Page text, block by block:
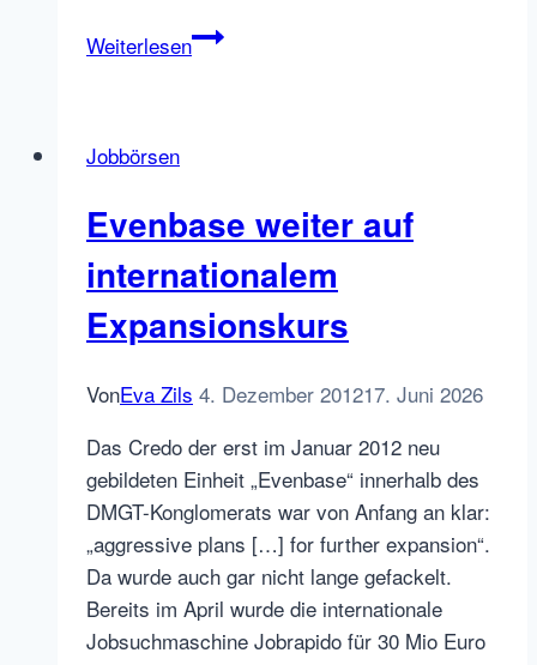
WeiterlesenThe
&
EMSI
Jobbörsen
Evenbase weiter auf
internationalem
Expansionskurs
VonEva Zils 4. Dezember 201217. Juni 2026
Das Credo der erst im Januar 2012 neu
gebildeten Einheit „Evenbase“ innerhalb des
DMGT-Konglomerats war von Anfang an klar:
„aggressive plans […] for further expansion“.
Da wurde auch gar nicht lange gefackelt.
Bereits im April wurde die internationale
Jobsuchmaschine Jobrapido für 30 Mio Euro